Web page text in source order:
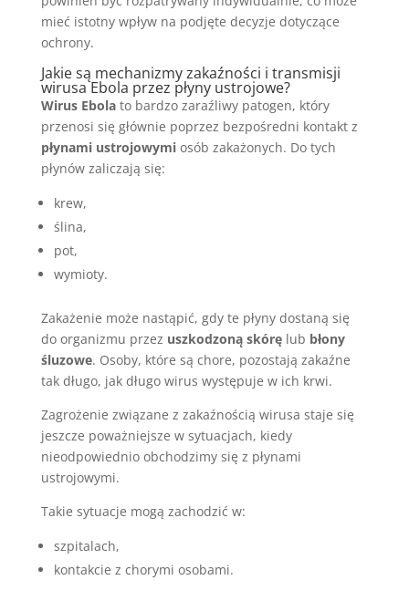
mieć istotny wpływ na podjęte decyzje dotyczące
ochrony.
Jakie są mechanizmy zakaźności i transmisji
wirusa Ebola przez płyny ustrojowe?
Wirus Ebolato bardzo zaraźliwy patogen, który
przenosi się głównie poprzez bezpośredni kontakt z
płynami ustrojowymiosób zakażonych. Do tych
płynów zaliczają się:
krew,
ślina,
pot,
wymioty.
Zakażenie może nastąpić, gdy te płyny dostaną się
do organizmu przez uszkodzoną skóręlub błony
śluzowe. Osoby, które są chore, pozostają zakaźne
tak długo, jak długo wirus występuje w ich krwi.
Zagrożenie związane z zakaźnością wirusa staje się
jeszcze poważniejsze w sytuacjach, kiedy
nieodpowiednio obchodzimy się z płynami
ustrojowymi.
Takie sytuacje mogą zachodzić w:
szpitalach,
kontakcie z chorymi osobami.